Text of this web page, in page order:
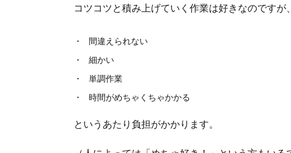
コツコツと積み上げていく作業は好きなのですが、
間違えられない
細かい
単調作業
時間がめちゃくちゃかかる
というあたり負担がかかります。